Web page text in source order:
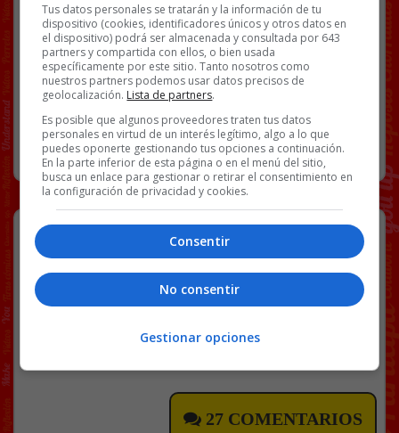
Facebook
Twitter
WhatsApp
Gmail
Copy
Link
PAREJA VÍDEOS
29 COMENTARIOS
RANDOM 10 FEBRERO, 2023
Al sobre
[video_player id=316683]
Facebook
Twitter
WhatsApp
Gmail
Copy
Link
27 COMENTARIOS
Tus datos personales se tratarán y la información de tu
dispositivo (cookies, identificadores únicos y otros datos en
el dispositivo) podrá ser almacenada y consultada por 643
partners y compartida con ellos, o bien usada
específicamente por este sitio. Tanto nosotros como
nuestros partners podemos usar datos precisos de
geolocalización. Lista de partners.
Es posible que algunos proveedores traten tus datos
personales en virtud de un interés legítimo, algo a lo que
puedes oponerte gestionando tus opciones a continuación.
En la parte inferior de esta página o en el menú del sitio,
busca un enlace para gestionar o retirar el consentimiento en
la configuración de privacidad y cookies.
Consentir
No consentir
Gestionar opciones